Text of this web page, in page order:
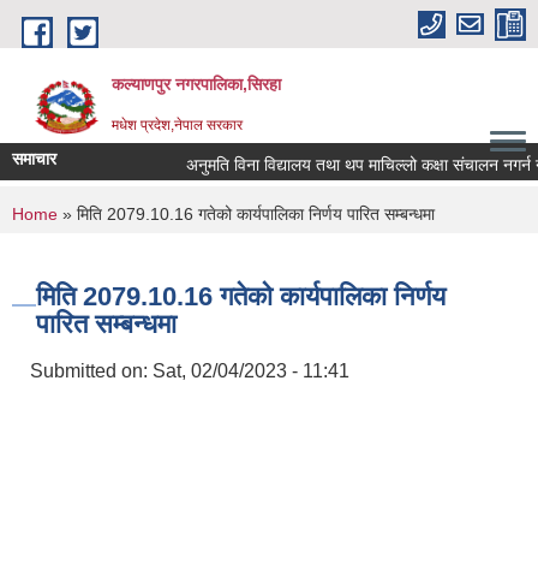
Skip to main content
कल्याणपुर नगरपालिका,सिरहा
मधेश प्रदेश,नेपाल सरकार
समाचार अनुमति विना विद्यालय तथा थप माचिल्लो कक्षा संचालन नगर्न
You are here
Home » मिति 2079.10.16 गतेको कार्यपालिका निर्णय पारित सम्बन्धमा
मिति 2079.10.16 गतेको कार्यपालिका निर्णय
पारित सम्बन्धमा
Submitted on: Sat, 02/04/2023 - 11:41